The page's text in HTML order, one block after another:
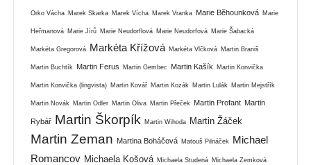
Orko Vácha Marek Skarka Marek Vícha Marek Vranka Marie Běhounková Marie
Heřmanová Marie Jírů Marie Neudorflová Marie Neudorfová Marie Šabacká
Markéta Gregorová Markéta Křížová Markéta Vlčková Martin Braniš
Martin Buchtík Martin Ferus Martin Gembec Martin Kašík Martin Konvička
Martin Konvička (lingvista) Martin Kovář Martin Kozák Martin Lulák Martin Mejstřík
Martin Novák Martin Odler Martin Oliva Martin Přeček Martin Profant Martin
Rybář Martin Škorpík Martin Wihoda Martin Žáček
Martin Zeman Martina Boháčová Matouš Pilnáček
Michael
Romancov Michaela Košová Michaela Studená Michaela Zemková